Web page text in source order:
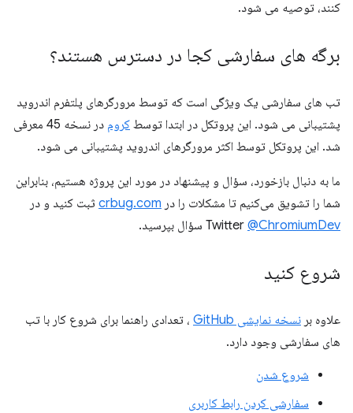
کنند، توصیه می شود.
برگه های سفارشی کجا در دسترس هستند؟
تب های سفارشی یک ویژگی است که توسط مرورگرهای پلتفرم اندروید
پشتیبانی می شود. این پروتکل در ابتدا توسط کروم
در نسخه 45 معرفی
شد. این پروتکل توسط اکثر مرورگرهای اندروید پشتیبانی می شود.
ما به دنبال بازخورد، سؤال و پیشنهاد در مورد این پروژه هستیم، بنابراین
شما را تشویق می‌کنیم تا مشکلات را در crbug.com ثبت کنید و در
Twitter @ChromiumDev سؤال بپرسید.
شروع کنید
علاوه بر نسخه نمایشی GitHub
، تعدادی راهنما برای شروع کار با تب
های سفارشی وجود دارد.
شروع شدن
سفارشی کردن رابط کاربری